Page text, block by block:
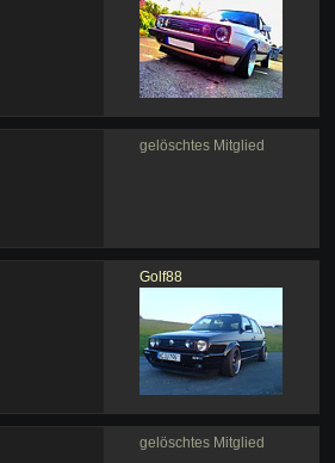
gelöschtes Mitglied
Golf88
gelöschtes Mitglied